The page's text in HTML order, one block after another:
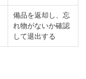
備品を返却し、忘
れ物がないか確認
して退出する